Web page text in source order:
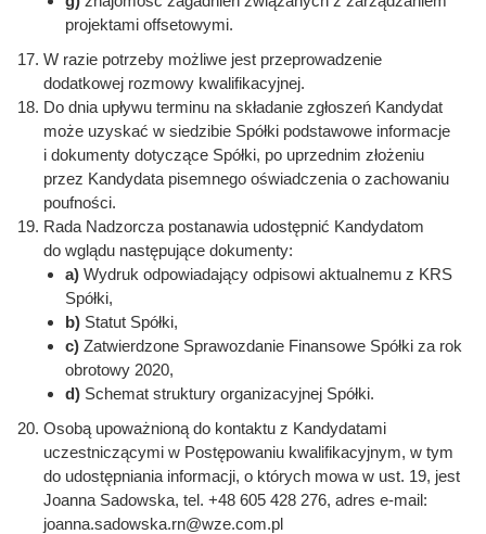
projektami offsetowymi.
W razie potrzeby możliwe jest przeprowadzenie
dodatkowej rozmowy kwalifikacyjnej.
Do dnia upływu terminu na składanie zgłoszeń Kandydat
może uzyskać w siedzibie Spółki podstawowe informacje
i dokumenty dotyczące Spółki, po uprzednim złożeniu
przez Kandydata pisemnego oświadczenia o zachowaniu
poufności.
Rada Nadzorcza postanawia udostępnić Kandydatom
do wglądu następujące dokumenty:
a) Wydruk odpowiadający odpisowi aktualnemu z KRS
Spółki,
b) Statut Spółki,
c) Zatwierdzone Sprawozdanie Finansowe Spółki za rok
obrotowy 2020,
d) Schemat struktury organizacyjnej Spółki.
Osobą upoważnioną do kontaktu z Kandydatami
uczestniczącymi w Postępowaniu kwalifikacyjnym, w tym
do udostępniania informacji, o których mowa w ust. 19, jest
Joanna Sadowska, tel. +48 605 428 276, adres e-mail:
joanna.sadowska.rn@wze.com.pl